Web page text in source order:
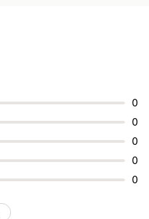
0
0
0
0
0